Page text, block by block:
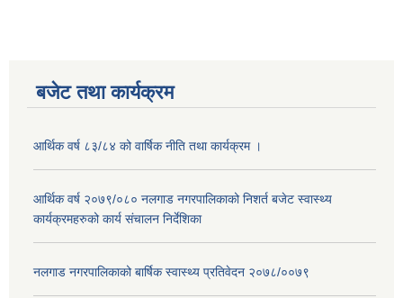
बजेट तथा कार्यक्रम
आर्थिक वर्ष ८३/८४ को वार्षिक नीति तथा कार्यक्रम ।
आर्थिक वर्ष २०७९/०८० नलगाड नगरपालिकाको निशर्त बजेट स्वास्थ्य
कार्यक्रमहरुको कार्य संचालन निर्देशिका
नलगाड नगरपालिकाको बार्षिक स्वास्थ्य प्रतिवेदन २०७८/००७९